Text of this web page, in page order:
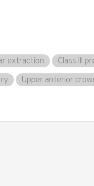
extraction Class III
Upper anterior